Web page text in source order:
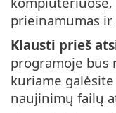
prieinamumas ir
Klausti prieš
programoje bus
kuriame
naujinimų failų